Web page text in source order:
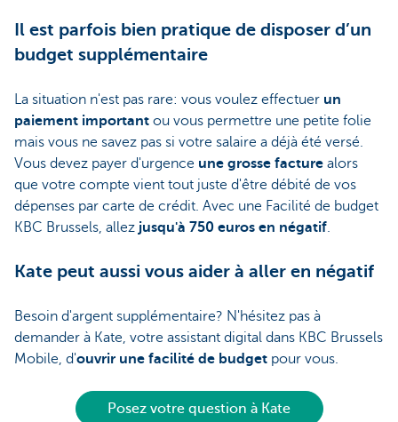
Il est parfois bien pratique de disposer d’un
budget supplémentaire
La situation n'est pas rare: vous voulez effectuer un
paiement important ou vous permettre une petite folie
mais vous ne savez pas si votre salaire a déjà été versé.
Vous devez payer d'urgence une grosse facture alors
que votre compte vient tout juste d'être débité de vos
dépenses par carte de crédit. Avec une Facilité de budget
KBC Brussels, allez jusqu'à 750 euros en négatif.
Kate peut aussi vous aider à aller en négatif
Besoin d'argent supplémentaire? N'hésitez pas à
demander à Kate, votre assistant digital dans KBC Brussels
Mobile, d'ouvrir une facilité de budget pour vous.
Posez votre question à Kate